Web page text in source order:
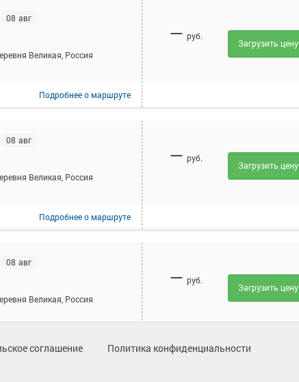
08 авг
Великая, Россия
Подробнеео маршруте
— руб.
Загрузить цену
08 авг
Великая, Россия
Подробнеео маршруте
— руб.
Загрузить цену
08 авг
Великая, Россия
— руб.
Загрузить цену
соглашение
Политика конфиденциальности